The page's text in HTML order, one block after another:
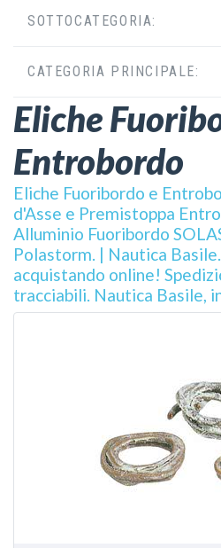
Eliche
Entrobordo
Eliche Fuoribordo e
d'Asse e Premistoppa
Alluminio Fuoribordo
Polastorm. | Nautica
acquistando online!
tracciabili. Nautica Basile,
VEDI
SOTTOCATEGORIA:
CATEGORIA PRINCIPALE: